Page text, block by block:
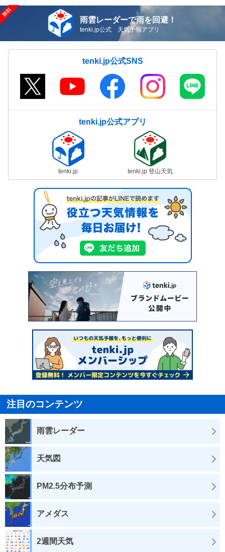
雨雲レーダーで雨を回避！
tenki.jp公式 天気予報アプリ
tenki.jp公式SNS
tenki.jp公式アプリ
tenki.jp tenki.jp 登山天気
注目のコンテンツ
雨雲レーダー
天気図
PM2.5分布予測
アメダス
2週間天気